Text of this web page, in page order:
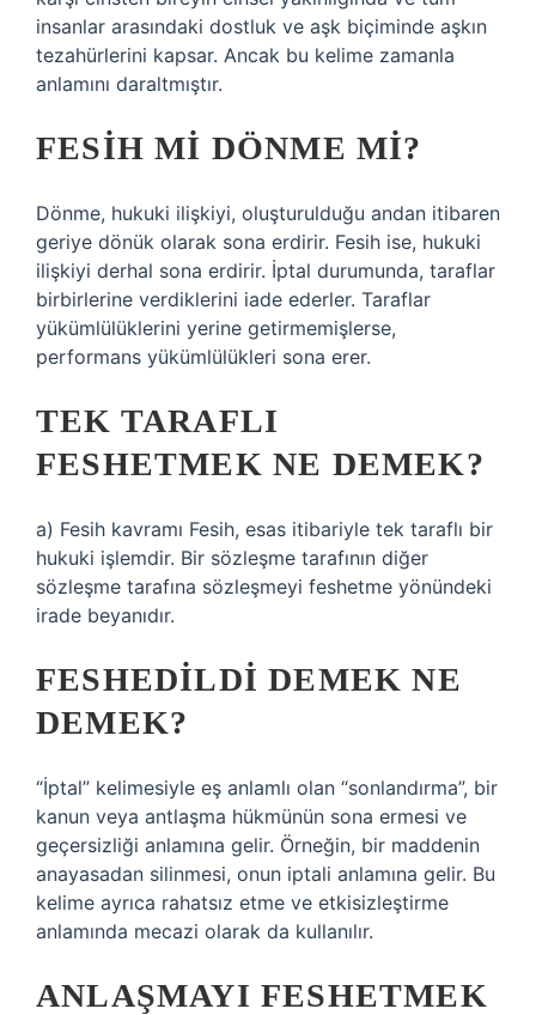
insanlar arasındaki dostluk ve aşk biçiminde aşkın
tezahürlerini kapsar. Ancak bu kelime zamanla
anlamını daraltmıştır.
FESIH MI DÖNME MI?
Dönme, hukuki ilişkiyi, oluşturulduğu andan itibaren
geriye dönük olarak sona erdirir. Fesih ise, hukuki
ilişkiyi derhal sona erdirir. İptal durumunda, taraflar
birbirlerine verdiklerini iade ederler. Taraflar
yükümlülüklerini yerine getirmemişlerse,
performans yükümlülükleri sona erer.
TEK TARAFLI
FESHETMEK NE DEMEK?
a) Fesih kavramı Fesih, esas itibariyle tek taraflı bir
hukuki işlemdir. Bir sözleşme tarafının diğer
sözleşme tarafına sözleşmeyi feshetme yönündeki
irade beyanıdır.
FESHEDILDI DEMEK NE
DEMEK?
“İptal” kelimesiyle eş anlamlı olan “sonlandırma”, bir
kanun veya antlaşma hükmünün sona ermesi ve
geçersizliği anlamına gelir. Örneğin, bir maddenin
anayasadan silinmesi, onun iptali anlamına gelir. Bu
kelime ayrıca rahatsız etme ve etkisizleştirme
anlamında mecazi olarak da kullanılır.
ANLAŞMAYI FESHETMEK